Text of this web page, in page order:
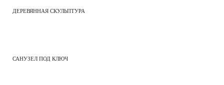
ДЕРЕВЯННАЯ СКУЛЬПТУРА
САНУЗЕЛ ПОД КЛЮЧ